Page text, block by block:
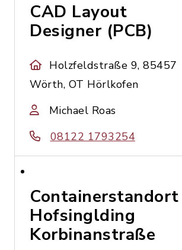
CAD Layout
Designer (PCB)
Holzfeldstraße 9, 85457
Wörth, OT Hörlkofen
Michael Roas
08122 1793254
Containerstandort
Hofsinglding
Korbinanstraße